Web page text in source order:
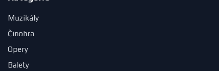
Muzikály
Činohra
Opery
Balety